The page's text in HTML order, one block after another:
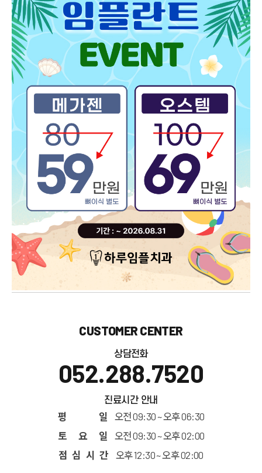
CUSTOMER CENTER
상담전화
052.288.7520
진료시간 안내
평 일
오전 09:30 ~ 오후 06:30
토 요 일
오전 09:30 ~ 오후 02:00
점 심 시 간
오후 12:30 ~ 오후 02:00